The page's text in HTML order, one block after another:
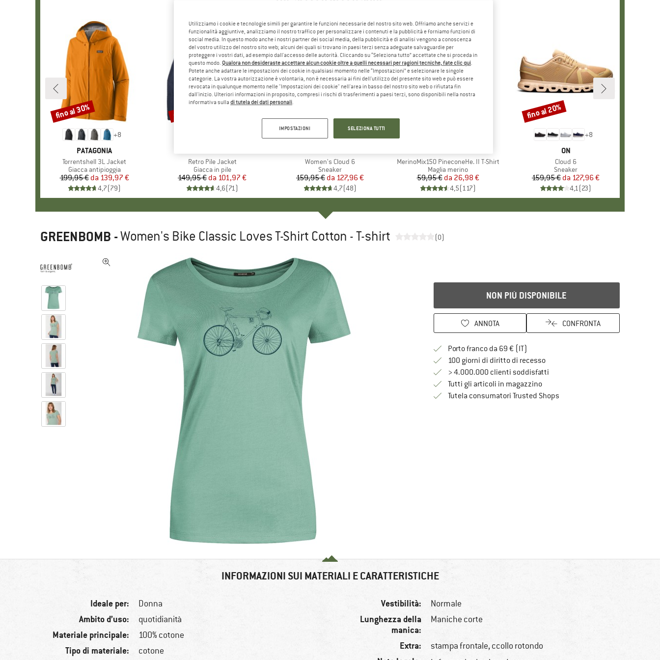
+8
MARCHIO
PATAGONIA
Articolo
Torrentshell 3L Jacket
Gruppo di prodotti
Giacca antipioggia
Prezzo
199,95 € Prezzo ridotto
da 139,97 €
4,7(79)
Sconto
fino al 30%
Articolo
Retro Pile Jacket
Gruppo di prodotti
Giacca in pile
Prezzo
149,95 € Prezzo ridotto
da 101,97 €
4,6(71)
Sconto
fino al 32%
Articolo
Women's Cloud 6
Gruppo di prodotti
Sneaker
Prezzo
159,95 € Prezzo ridotto
da 127,96 €
4,7(48)
fino al 20%
Articolo
MerinoMix150 PineconeHe. II T-Shirt
Gruppo di prodotti
Maglia merino
Prezzo
59,95 € Prezzo ridotto
da 26,98 €
4,5(117)
+8
MARCHIO
ON
Articolo
Cloud 6
Gruppo di prodotti
Sneaker
Prezzo
159,95 € Prezzo ridotto
da 127,96 €
4,1(23)
Sconto
fino al 20%
GREENBOMB -Women's Bike Classic Loves T-Shirt Cotton - T-shirt (0)
NON PIÙ DISPONIBILE
ANNOTA CONFRONTA
Porto franco da 69 € (IT)
100 giorni di diritto di recessoVai alla politica di recesso qui Si
> 4.000.000 clienti soddisfatti
Tutti gli articoli in magazzino
Tutela consumatori Trusted ShopsTrovi tutte le informazioni qui!
INFORMAZIONI SUI MATERIALI E CARATTERISTICHE
Ideale per: Donna
Ambito d’uso: quotidianità
Materiale principale: 100% cotone
Tipo di materiale: cotone
Vestibilità: Normale
Lunghezza della
manica:
Maniche corte
Extra: stampa frontale, ccollo rotondo
Utilizziamo i cookie e tecnologie simili per garantire le funzioni necessarie del nostro sito web. Offriamo anche servizi e
funzionalità aggiuntive, analizziamo il nostro traffico per personalizzare i contenuti e la pubblicità e forniamo funzioni di
social media. In questo modo anche i nostri partner dei social media, della pubblicità e di analisi vengono a conoscenza
del vostro utilizzo del nostro sito web; alcuni dei quali si trovano in paesi terzi senza adeguate salvaguardie per
proteggere i vostri dati, ad esempio dall'accesso delle autorità. Cliccando su “Seleziona tutto” accettate che si proceda in
questo modo. Qualora non desideraste accettare alcun cookie oltre a quelli necessari per ragioni tecniche, fate clic qui.
Potete anche adattare le impostazioni dei cookie in qualsiasi momento nelle “Impostazioni” e selezionare le singole
categorie. La vostra autorizzazione è volontaria, non è necessaria ai fini dell'utilizzo del presente sito web e può essere
revocata in qualunque momento nelle "Impostazioni dei cookie" nell'area in basso del nostro sito web o rifiutata fin
dall'inizio. Ulteriori informazioni in proposito, compresi i rischi di trasferimenti a paesi terzi, sono disponibili nella nostra
informativa sulla di tutela dei dati personali.
IMPOSTAZIONI SELEZIONA TUTTI